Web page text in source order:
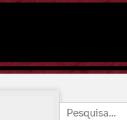
Pesquisar: